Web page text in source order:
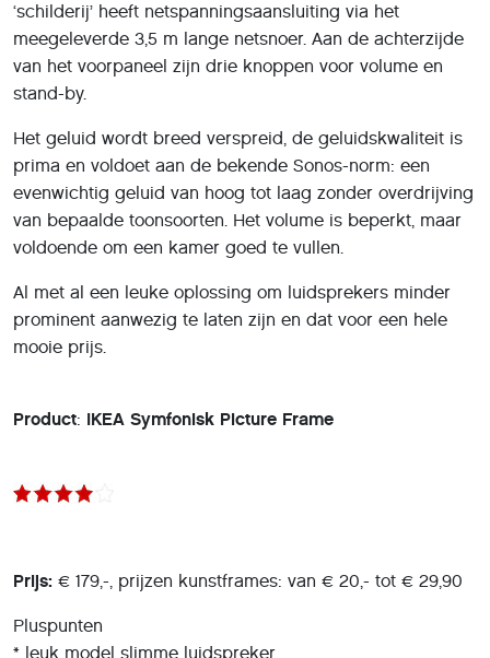
‘schilderij’ heeft netspanningsaansluiting via het
meegeleverde 3,5 m lange netsnoer. Aan de achterzijde
van het voorpaneel zijn drie knoppen voor volume en
stand-by.
Het geluid wordt breed verspreid, de geluidskwaliteit is
prima en voldoet aan de bekende Sonos-norm: een
evenwichtig geluid van hoog tot laag zonder overdrijving
van bepaalde toonsoorten. Het volume is beperkt, maar
voldoende om een kamer goed te vullen.
Al met al een leuke oplossing om luidsprekers minder
prominent aanwezig te laten zijn en dat voor een hele
mooie prijs.
Product: IKEA Symfonisk Picture Frame
Prijs: € 179,-, prijzen kunstframes: van € 20,- tot € 29,90
Pluspunten
* leuk model slimme luidspreker